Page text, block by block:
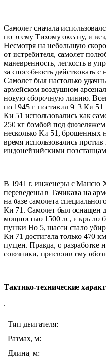
Самолет сначала
по всему Тихому океану, и
Несмотря на небольшую
от истребителя, самолет
маневренность, легкость в
за способность действовать
Самолет был настолько
армейском воздушном
новую сборочную линию.
по 1945 г. поставил 913 Ки
Ки 51 использовались как
250 кг бомбой под
несколько Ки 51, брошенных
время использовались
индонейзийскими
В 1941 г. инженеры с Мансю
переведены в Тачикава на
на базе самолета
Ки 71. Самолет был оснащен
мощностью 1500 лс, в крыло
пушки Ho 5, шасси стало
Ки 71 достигала только 470
пущен. Правда, о разработке
союзники, присвоив ему
Тактико-технические
.
Тип двигателя:
Размах, м:
Длина, м: